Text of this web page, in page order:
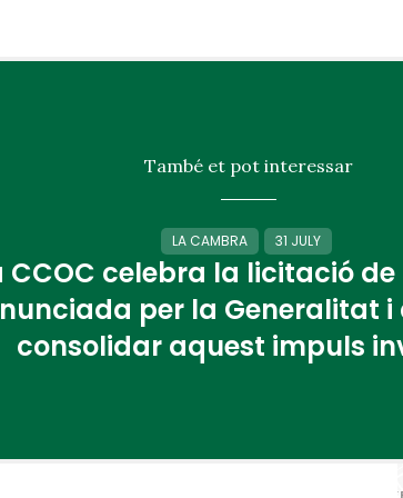
També et pot interessar
LA CAMBRA 31 JULY
CCOC celebra la licitació de
per la Generalitat i
consolidar aquest impuls